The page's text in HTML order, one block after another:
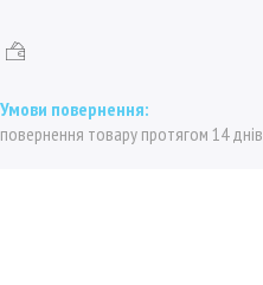
повернення товару протягом 14 днів